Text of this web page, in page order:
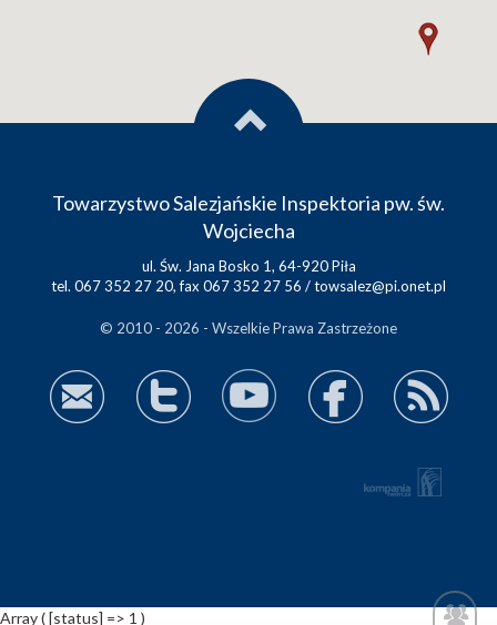
Towarzystwo Salezjańskie Inspektoria pw. św.
Wojciecha
ul. Św. Jana Bosko 1, 64-920 Piła
tel. 067 352 27 20, fax 067 352 27 56 /towsalez@pi.onet.pl
© 2010 - 2026 - Wszelkie Prawa Zastrzeżone
Array ( [status] => 1 )